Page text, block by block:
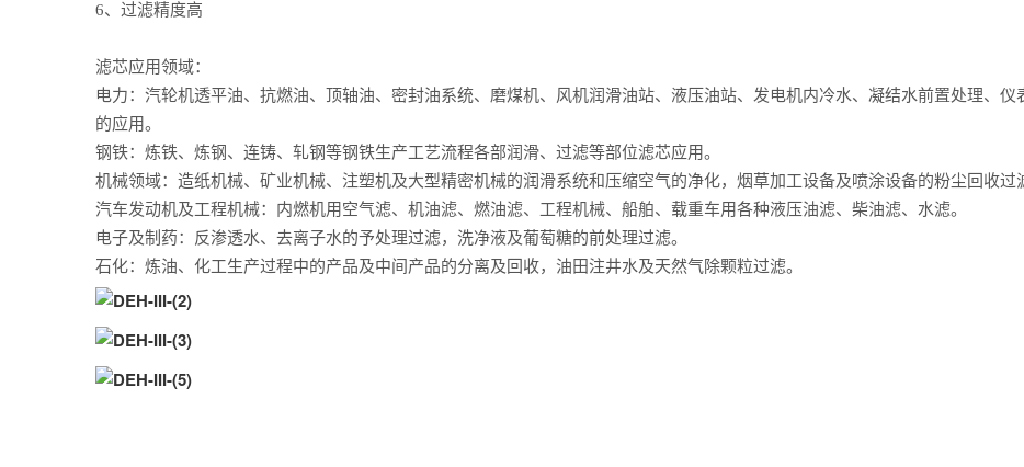
6、过滤精度高
滤芯应用领域：
电力：汽轮机透平油、抗燃油、顶轴油、密封油系统、磨煤机、风机润滑油站、液压油站、发电机内冷水、凝结水前置处理、
的应用。
钢铁：炼铁、炼钢、连铸、轧钢等钢铁生产工艺流程各部润滑、过滤等部位滤芯应用。
机械领域：造纸机械、矿业机械、注塑机及大型精密机械的润滑系统和压缩空气的净化，烟草加工设备及喷涂设备的粉尘回收过
汽车发动机及工程机械：内燃机用空气滤、机油滤、燃油滤、工程机械、船舶、载重车用各种液压油滤、柴油滤、水滤。
电子及制药：反渗透水、去离子水的予处理过滤，洗净液及葡萄糖的前处理过滤。
石化：炼油、化工生产过程中的产品及中间产品的分离及回收，油田注井水及天然气除颗粒过滤。